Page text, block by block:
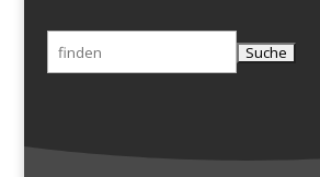
Suchen
nach: